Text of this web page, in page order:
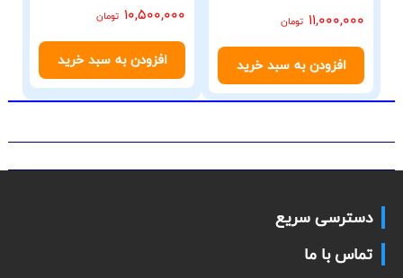
11,000,000 تومان
افزودن به سبد خرید
10,500,000 تومان
افزودن به سبد خرید
دسترسی سریع
تماس با ما